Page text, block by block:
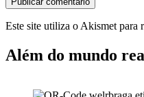
Este site utiliza o Akismet para
Além do mundo